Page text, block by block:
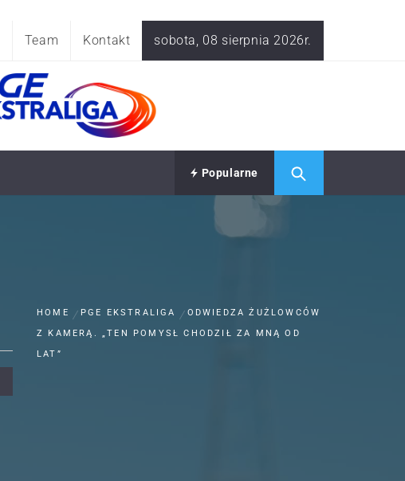
Team Kontakt sobota, 08 sierpnia 2026r.
Popularne
HOME PGE EKSTRALIGA
ODWIEDZA ŻUŻLOWCÓW
Z KAMERĄ. „TEN POMYSŁ CHODZIŁ ZA MNĄ OD
LAT”